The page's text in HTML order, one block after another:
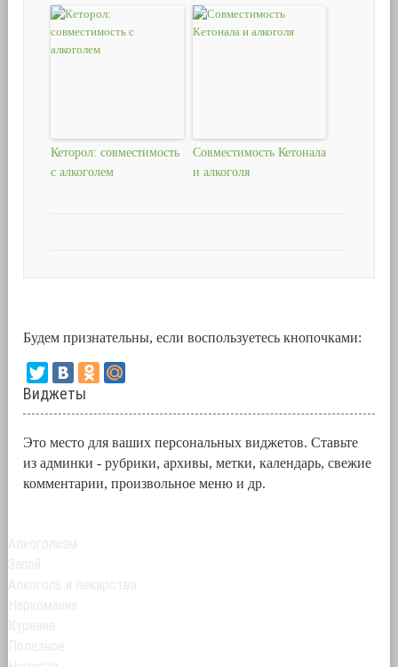
Кеторол: совместимость
с алкоголем
Совместимость Кетонала
и алкоголя
Будем признательны, если воспользуетесь кнопочками:
Виджеты
Это место для ваших персональных виджетов. Ставьте
из админки - рубрики, архивы, метки, календарь, свежие
комментарии, произвольное меню и др.